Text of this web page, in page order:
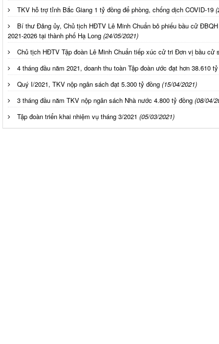
TKV hỗ trợ tỉnh Bắc Giang 1 tỷ đồng để phòng, chống dịch COVID-19
Bí thư Đảng ủy, Chủ tịch HĐTV Lê Minh Chuẩn bỏ phiếu bầu cử
2021-2026 tại thành phố Hạ Long (24/05/2021)
Chủ tịch HĐTV Tập đoàn Lê Minh Chuẩn tiếp xúc cử tri Đơn vị bầu cử
4 tháng đầu năm 2021, doanh thu toàn Tập đoàn ước đạt hơn 38.610 tỷ
Quý I/2021, TKV nộp ngân sách đạt 5.300 tỷ đồng (15/04/2021)
3 tháng đầu năm TKV nộp ngân sách Nhà nước 4.800 tỷ đồng (08/04/
Tập đoàn triển khai nhiệm vụ tháng 3/2021 (05/03/2021)